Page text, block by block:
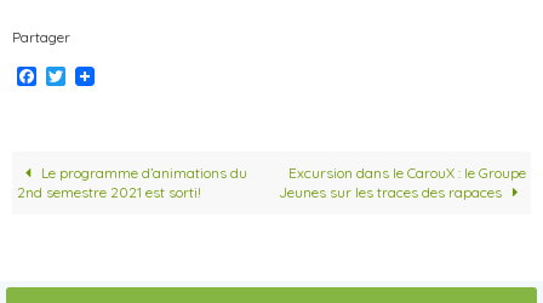
Partager
F
o
o
T
e
r
Le programme d’animations du
2nd semestre 2021 est sorti!
Excursion dans le CarouX : le Groupe
Jeunes sur les traces des rapaces